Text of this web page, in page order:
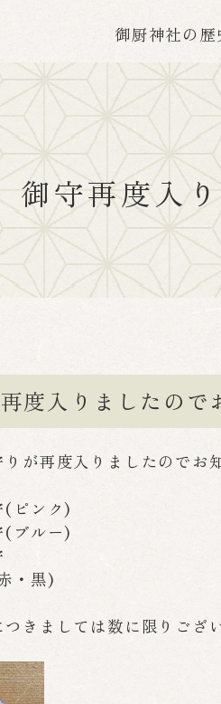
御厨神社の歴
御守再度入
度入りましたので
が再度入りましたのでお
(ピンク)
(ブルー)
・黒)
きましては数に限りござ